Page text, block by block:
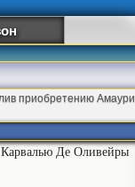
приобретению Амаури
Де Оливейры